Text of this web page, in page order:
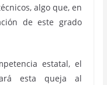
algo que, en
de este grado
estatal, el
esta queja al